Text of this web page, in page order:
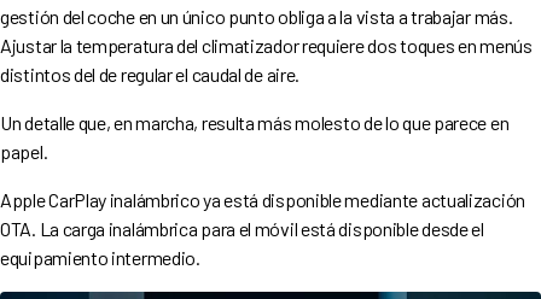
gestión del coche en un único punto obliga a la vista a trabajar más.
Ajustar la temperatura del climatizador requiere dos toques en menús
distintos del de regular el caudal de aire.
Un detalle que, en marcha, resulta más molesto de lo que parece en
papel.
Apple CarPlay inalámbrico ya está disponible mediante actualización
OTA. La carga inalámbrica para el móvil está disponible desde el
equipamiento intermedio.